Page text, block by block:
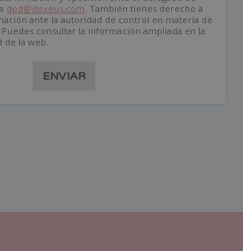
dpd@dexeus.com . También tienes derecho a
ante la autoridad de control en materia de
consultar la información ampliada en la
la web.
ENVIAR